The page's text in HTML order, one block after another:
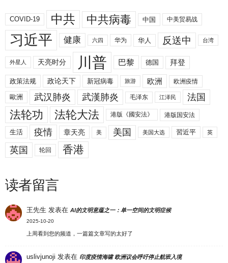
COVID-19 中共 中共病毒 中国 中美贸易战
习近平 健康 六四 华为 华人 反送中 台湾
外星人 天亮时分 川普 巴黎 德国 拜登
政策法规 政论天下 新冠病毒 旅游 欧洲 欧洲疫情
歐洲 武汉肺炎 武漢肺炎 毛泽东 江泽民 法国
法轮功 法轮大法 港版《國安法》 港版国安法
生活 疫情 章天亮 美 美国 美国大选 習近平 英
英国 轮回 香港
读者留言
王先生 发表在AI的文明意蕴之一：单一空间的文明症候
2025-10-20
上周看到您的频道，一篇篇文章写的太好了
uslivjunoji 发表在 印度疫情海啸 欧洲议会呼吁停止航班入境